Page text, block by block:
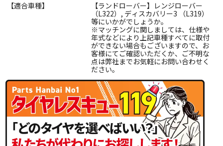
【適合車種】
【ランドローバー】レンジローバー
（L322）, ディスカバリー3 （L319）
等にいかがでしょうか。
※マッチングに関しましては、仕様や
年式などにより上記車種すべてに取付
ができない場合もございますので、お
客様にてご確認いただくか、ご不明な
点は弊社までお気軽にお問い合わせく
ださい。